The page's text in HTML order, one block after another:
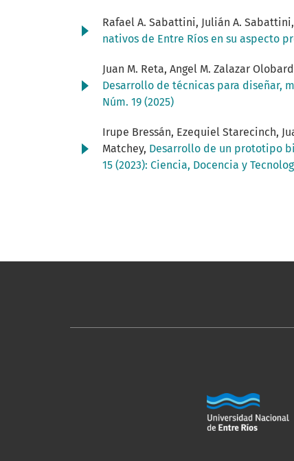
Rafael A. Sabattini, Julián A.
nativos de Entre Ríos en su aspecto
Juan M. Reta, Angel M. Zalazar
Desarrollo de técnicas para diseñar,
Núm. 19 (2025)
Irupe Bressán, Ezequiel Starecinch,
Matchey, Desarrollo de un prototipo
15 (2023): Ciencia, Docencia y